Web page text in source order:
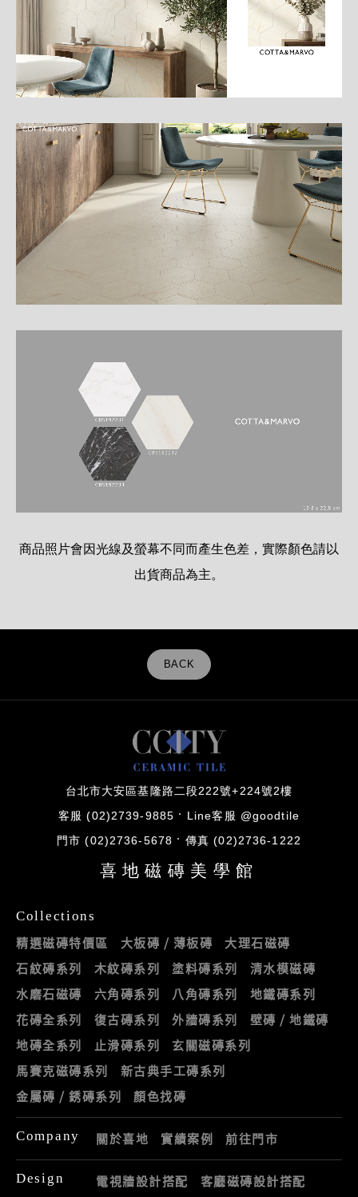
商品照片會因光線及螢幕不同而產生色差，實際顏色請以
出貨商品為主。
BACK
台北市大安區基隆路二段222號+224號2樓
客服 (02)2739-9885 Line客服 @goodtile
門市 (02)2736-5678 傳真 (02)2736-1222
喜地磁磚美學館
Collections
精選磁磚特價區 大板磚 / 薄板磚
大理石磁磚
石紋磚系列
木紋磚系列 塗料磚系列
清水模磁磚
水磨石磁磚
六角磚系列 八角磚系列
地鐵磚系列
花磚全系列
復古磚系列 外牆磚系列
壁磚 / 地鐵磚
地磚全系列
止滑磚系列
玄關磁磚系列
馬賽克磁磚系列
新古典手工磚系列
金屬磚 / 銹磚系列
顏色找磚
Company 關於喜地 實績案例 前往門市
Design 電視牆設計搭配 客廳磁磚設計搭配